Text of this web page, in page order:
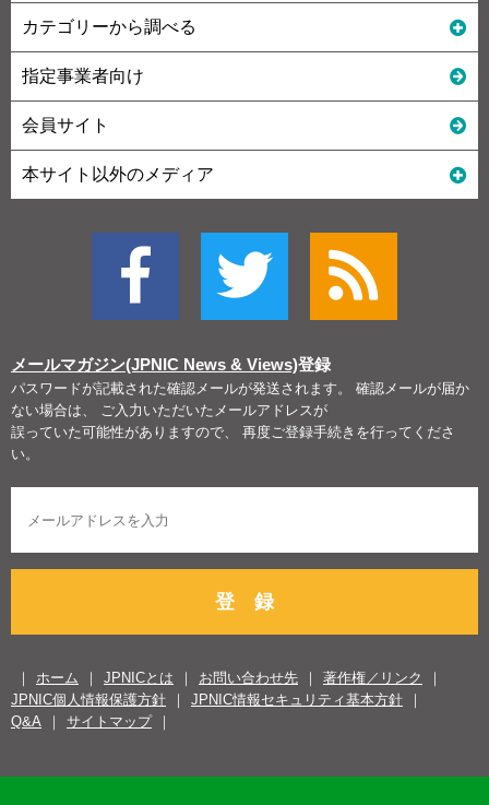
カテゴリーから調べる
指定事業者向け
会員サイト
本サイト以外のメディア
メールマガジン(JPNIC News & Views)登録
パスワードが記載された確認メールが発送されます。 確認メールが届か
ない場合は、 ご入力いただいたメールアドレスが
誤っていた可能性がありますので、 再度ご登録手続きを行ってくださ
い。
登 録
ホーム JPNICとは お問い合わせ先
著作権／リンク
JPNIC個人情報保護方針
JPNIC情報セキュリティ基本方針
Q&A
サイトマップ